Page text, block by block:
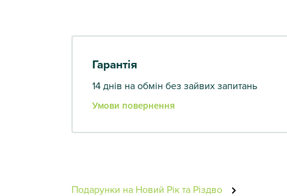
Гарантія
14 днів на обмін без зайвих запитань
Умови повернення
Подарунки на Новий Рік та Різдво